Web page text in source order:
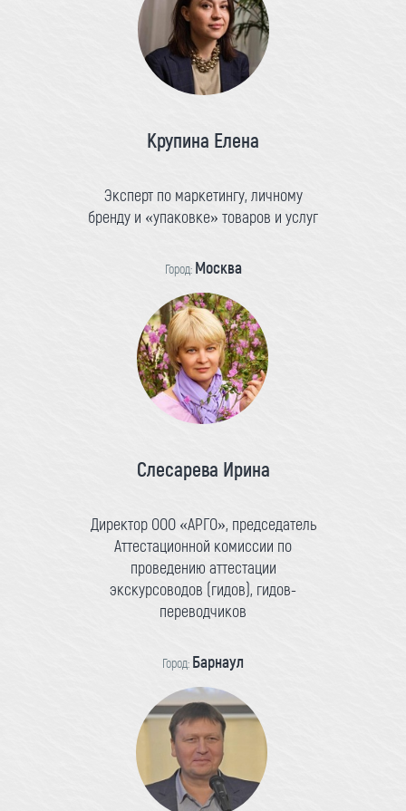
Крупина Елена
Эксперт по маркетингу, личному
бренду и «упаковке» товаров и услуг
Город: Москва
Слесарева Ирина
Директор ООО «АРГО», председатель
Аттестационной комиссии по
проведению аттестации
экскурсоводов (гидов), гидов-
переводчиков
Город: Барнаул